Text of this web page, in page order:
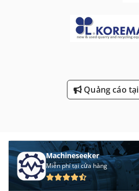
Quảng cáo
Machineseeker
Miễn phí tại cửa hàng